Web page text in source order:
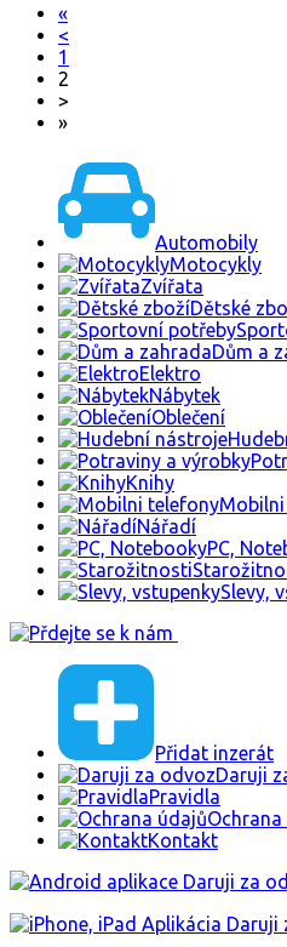
«
<
1
2
>
»
Automobily
Motocykly
Zvířata
Dětské
Dům a
Elektro
Nábytek
Oblečení
Knihy
Nářadí
PC,
Slevy,
Přidat inzerát
Daruji
Pravidla
Kontakt